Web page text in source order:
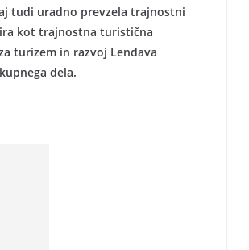
tudi uradno prevzela trajnostni
kot trajnostna turistična
turizem in razvoj Lendava
dela.